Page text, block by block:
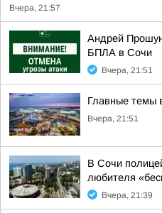
Вчера, 21:57
Андрей
БПЛА в Сочи
Вчера, 21:51
Главные темы
Вчера, 21:51
В Сочи
любителя
Вчера, 21:39